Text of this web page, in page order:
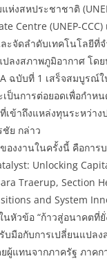
ห่งสหประชาชาติ
Centre (UNEP-CCC)
ะจัดลำดับเทคโนโลยีที่
ลงสภาพภูมิอากาศ โดย
ฉบับที่ 1 เสร็จสมบูรณ์
ป็นการต่อยอดเพื่อกำห
ข้าถึงแหล่งทุนระหว่าง
ย กล่าว
งงานในครั้งนี้ คือการ
Unlocking
Traerup, Section
and System
นหัวข้อ “ก้าวสู่อนาคตที่
บมือกับการเปลี่ยนแปล
ยผู้แทนจากภาครัฐ ภาค